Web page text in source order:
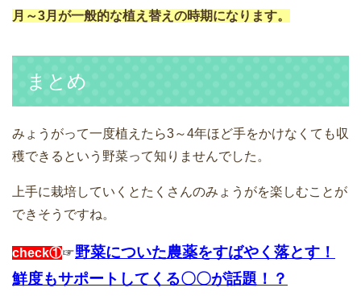
月～3月が一般的な植え替えの時期になります。
まとめ
みょうがって一度植えたら3～4年ほど手をかけなくても収
穫できるという野菜って知りませんでした。
上手に栽培していくとたくさんのみょうがを楽しむことが
できそうですね。
check①☞野菜についた農薬をすばやく落とす！
鮮度もサポートしてくる〇〇が話題！？